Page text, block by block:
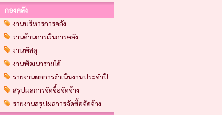
กองคลัง
งานบริหารการคลัง
งานด้านการเงินการคลัง
งานพัสดุ
งานพัฒนารายได้
รายงานผลการดำเนินงานประจำปี
สรุปผลการจัดซื้อจัดจ้าง
รายงานสรุปผลการจัดซื้อจัดจ้าง